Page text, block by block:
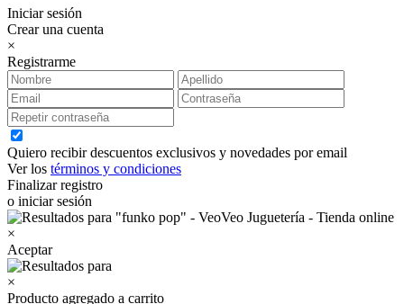
Iniciar sesión
Crear una cuenta
×
Registrarme
Quiero recibir descuentos exclusivos y novedades por email
Ver los términos y condiciones
Finalizar registro
o iniciar sesión
×
Aceptar
×
Producto agregado a carrito